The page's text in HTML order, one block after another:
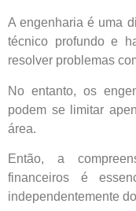
A engenharia é uma
técnico profundo e
resolver problemas
No entanto, os
podem se limitar
área.
Então, a
financeiros é
independentemente